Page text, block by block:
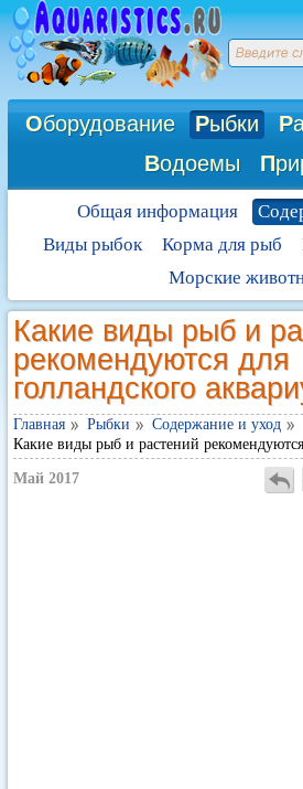
Оборудование Рыбки Р
Водоемы П
Общая информация
Виды рыбок
Корма для рыб
Морские
Какие виды рыб и
рекомендуются для
голландского
Главная Рыбки
Содержание и уход
Какие виды рыб и растений
Май 2017